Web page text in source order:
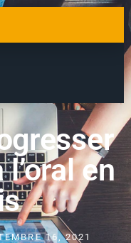
en
16, 2021